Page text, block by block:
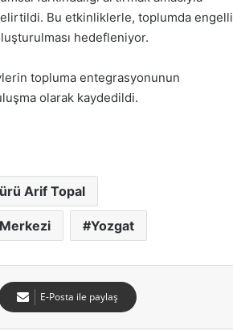
Bu etkinliklerle, toplumda engelli
hedefleniyor.
topluma entegrasyonunun
olarak kaydedildi.
Arif Topal
Yozgat
E-Posta ile paylaş